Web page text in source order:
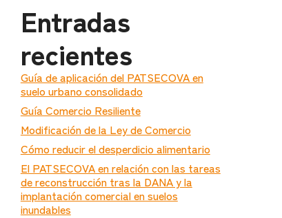
Entradas
recientes
Guía de aplicación del PATSECOVA en
suelo urbano consolidado
Guía Comercio Resiliente
Modificación de la Ley de Comercio
Cómo reducir el desperdicio alimentario
El PATSECOVA en relación con las tareas
de reconstrucción tras la DANA y la
implantación comercial en suelos
inundables